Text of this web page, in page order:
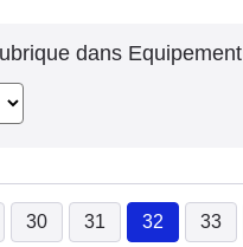
dans Equipement
30 31 32
(current)
33